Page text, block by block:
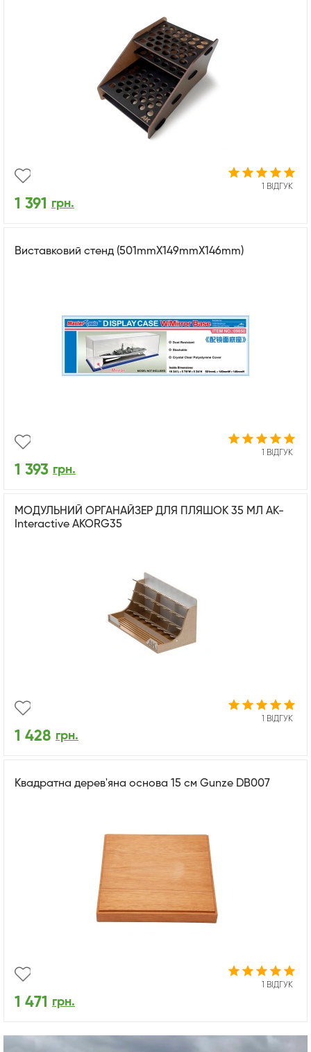
1 ВІДГУК
1 391 грн.
Виставковий стенд (501mmX149mmX146mm)
1 ВІДГУК
1 393 грн.
МОДУЛЬНИЙ ОРГАНАЙЗЕР ДЛЯ ПЛЯШОК 35 МЛ АК-
Interactive AKORG35
1 ВІДГУК
1 428 грн.
Квадратна дерев'яна основа 15 см Gunze DB007
1 ВІДГУК
1 471 грн.